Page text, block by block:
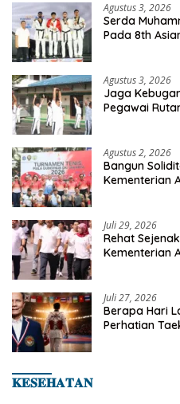
Agustus 3, 2026
Serda
Pada 8th
Agustus 3, 2026
Jaga
Pegawai
Agustus 2, 2026
Bangun
Kementerian
Juli 29, 2026
Rehat
Kementerian
Juli 27, 2026
Berapa Hari
Perhatian
𝐊𝐄𝐒𝐄𝐇𝐀𝐓𝐀𝐍